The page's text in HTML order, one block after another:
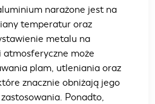
narażone jest na
temperatur oraz
metalu na
atmosferyczne może
plam, utleniania oraz
znacznie obniżają jego
Ponadto,